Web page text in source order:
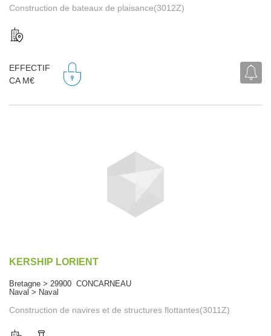
Construction de bateaux de plaisance(3012Z)
EFFECTIF
CA M€
KERSHIP LORIENT
Bretagne > 29900 CONCARNEAU
Naval > Naval
Construction de navires et de structures flottantes(3011Z)